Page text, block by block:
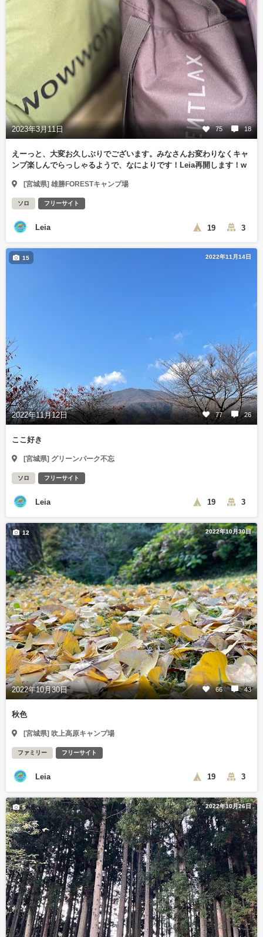
2023年3月11日 75 18
えーっと、大変お久しぶりでございます。みなさんお変わりなくキャ
ンプ楽しんでらっしゃるようで、なによりです！Leia再開します！w
[宮城県] 雄勝FORESTキャンプ場
ソロ フリーサイト
Leia 19 3
2022年11月14日
2022年11月12日 77 26
15
ここ好き
[宮城県] グリーンパーク不忘
ソロ フリーサイト
Leia 19 3
2022年10月30日
2022年10月30日 66 43
12
秋色
[宮城県] 吹上高原キャンプ場
ファミリー フリーサイト
Leia 19 3
2022年10月26日
5